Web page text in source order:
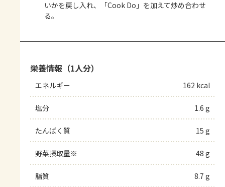
いかを戻し入れ、「Cook Do」を加えて炒め合わせ
る。
栄養情報（1人分）
エネルギー 162 kcal
塩分 1.6 g
たんぱく質 15 g
野菜摂取量※ 48 g
脂質 8.7 g